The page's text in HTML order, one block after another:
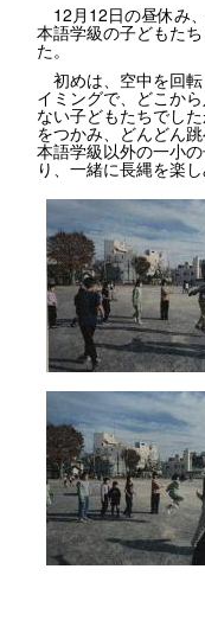
12月12日の昼休み
本語学級の子どもた
た。
初めは、空中を回
イミングで、どこか
ない子どもたちでし
をつかみ、どんどん
本語学級以外の一小
り、一緒に長縄を楽